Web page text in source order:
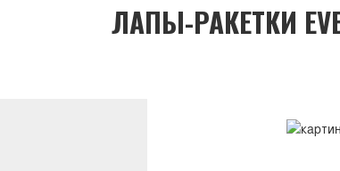
ЛАПЫ-РАКЕТКИ